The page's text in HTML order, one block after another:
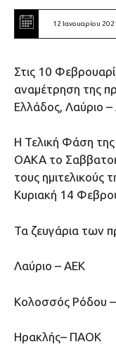
12 Ιανουαρίου
Στις 10
αναμέτρηση της
Ελλάδος, Λαύριο
Η Τελική Φάση
ΟΑΚΑ το
τους ημιτελικούς
Κυριακή 14
Τα ζευγάρια των
Λαύριο – ΑΕΚ
Κολοσσός Ρόδου
Ηρακλής– ΠΑΟΚ